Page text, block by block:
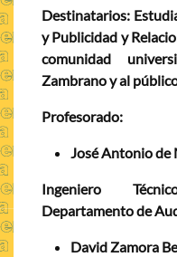
Destinatarios:
y Publicidad y
comunidad
Zambrano y al
Profesorado:
José Antonio de
Ingeniero
Departamento de
David Zamora